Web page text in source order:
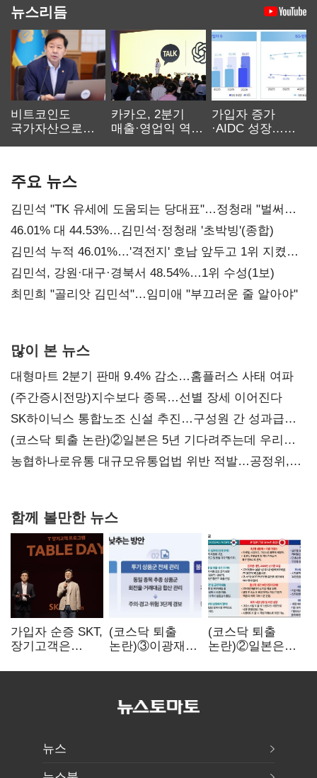
뉴스리듬
비트코인도
국가자산으로…'
카카오, 2분기
매출·영업익 역대
가입자 증가
·AIDC 성장…
주요 뉴스
김민석 "TK 유세에 도움되는 당대표"…정청래 "벌써
대표된 양 당직 배분"
46.01% 대 44.53%…김민석·정청래 '초박빙'(종합)
김민석 누적 46.01%…'격전지' 호남 앞두고 1위 지켰다
(2보)
김민석, 강원·대구·경북서 48.54%…1위 수성(1보)
최민희 "골리앗 김민석"…임미애 "부끄러운 줄 알아야"
많이 본 뉴스
대형마트 2분기 판매 9.4% 감소…홈플러스 사태 여파
(주간증시전망)지수보다 종목…선별 장세 이어진다
SK하이닉스 통합노조 신설 추진…구성원 간 성과급
불만 확산
(코스닥 퇴출 논란)②일본은 5년 기다려주는데 우리는
당장 퇴출?…시간만으론 부족한 코스닥 구하기
농협하나로유통 대규모유통업법 위반 적발…공정위,
함께 볼만한 뉴스
가입자 순증 SKT,
장기고객은
챙긴다
(코스닥 퇴출
논란)③이광재
자동차 없애지는
(코스닥 퇴출
논란)②일본은
기다려주는데
뉴스